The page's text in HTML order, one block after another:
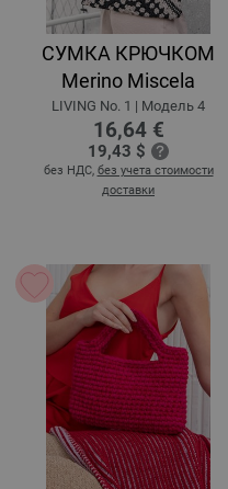
СУМКА КРЮЧКОМ
Merino Miscela
LIVING No. 1 | Модель 4
16,64 €
19,43 $
без НДС, без учета стоимости
доставки